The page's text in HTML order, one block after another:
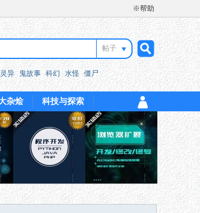
※帮助
帖子
搜
索
灵异 鬼故事 科幻 水怪 僵尸
杂烩 科技与探索